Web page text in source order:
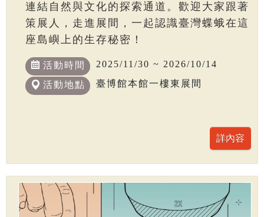
連結自然與文化的探索通道。歡迎大家跟著
策展人，走進展間，一起認識臺灣蝶蛾在這
座島嶼上的生存秘密！
活動時間 2025/11/30 ~ 2026/10/14
活動地點 臺博館本館一樓東展間